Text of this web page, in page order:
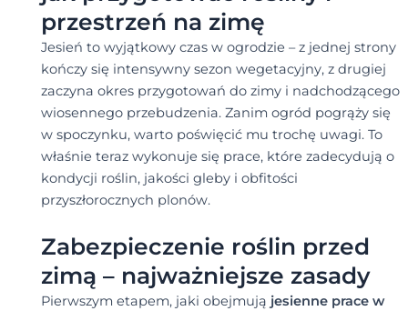
przestrzeń na zimę
Jesień to wyjątkowy czas w ogrodzie – z jednej strony
kończy się intensywny sezon wegetacyjny, z drugiej
zaczyna okres przygotowań do zimy i nadchodzącego
wiosennego przebudzenia. Zanim ogród pogrąży się
w spoczynku, warto poświęcić mu trochę uwagi. To
właśnie teraz wykonuje się prace, które zadecydują o
kondycji roślin, jakości gleby i obfitości
przyszłorocznych plonów.
Zabezpieczenie roślin przed
zimą – najważniejsze zasady
Pierwszym etapem, jaki obejmują jesienne prace w